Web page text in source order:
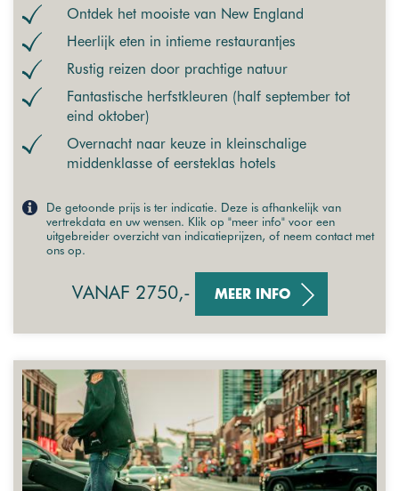
Ontdek het mooiste van New England
Heerlijk eten in intieme restaurantjes
Rustig reizen door prachtige natuur
Fantastische herfstkleuren (half september tot
eind oktober)
Overnacht naar keuze in kleinschalige
middenklasse of eersteklas hotels
De getoonde prijs is ter indicatie. Deze is afhankelijk van
vertrekdata en uw wensen. Klik op "meer info" voor een
uitgebreider overzicht van indicatieprijzen, of neem contact met
ons op.
VANAF 2750,- MEER INFO